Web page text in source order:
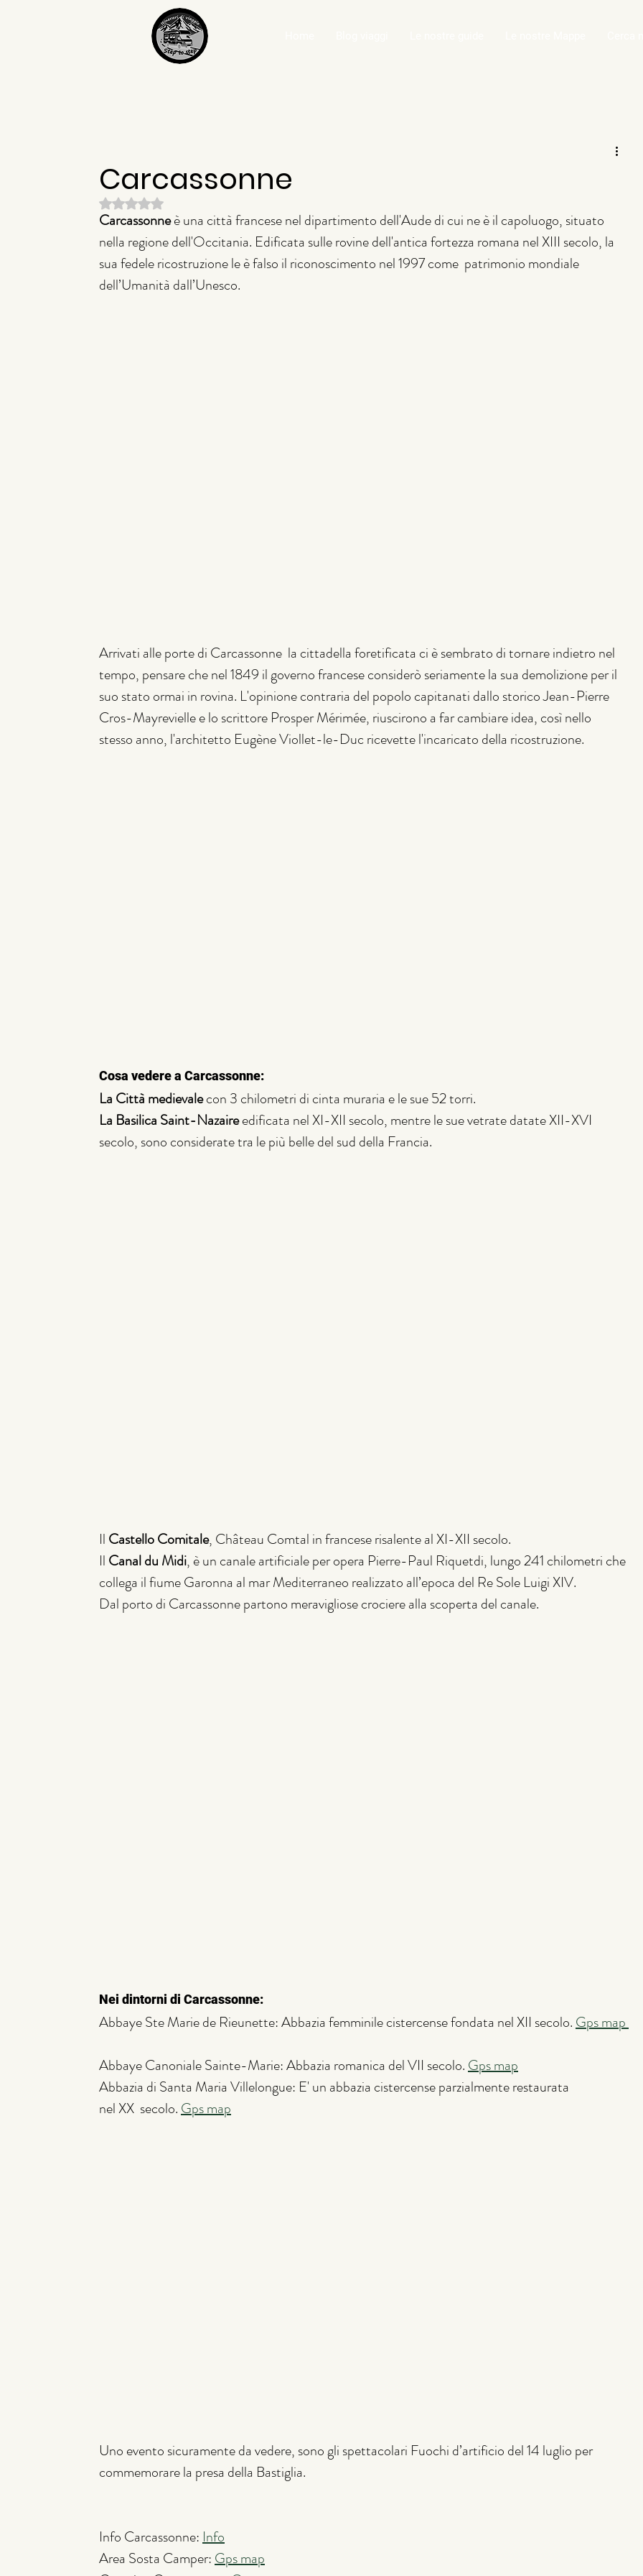
Carcassonne
Valutazione NaN stelle su 5.
Carcassonne è una città francese nel dipartimento dell'Aude di cui ne è il capoluogo, situato
nella regione dell'Occitania. Edificata sulle rovine dell'antica fortezza romana nel XIII secolo, la
sua fedele ricostruzione le è falso il riconoscimento nel 1997 come  patrimonio mondiale
dell’Umanità dall’Unesco.
Arrivati alle porte di Carcassonne  la cittadella foretificata ci è sembrato di tornare indietro nel
tempo, pensare che nel 1849 il governo francese considerò seriamente la sua demolizione per il
suo stato ormai in rovina. L'opinione contraria del popolo capitanati dallo storico Jean-Pierre
Cros-Mayrevielle e lo scrittore Prosper Mérimée, riuscirono a far cambiare idea, così nello
stesso anno, l'architetto Eugène Viollet-le-Duc ricevette l'incaricato della ricostruzione.
Cosa vedere a Carcassonne:
La Città medievale con 3 chilometri di cinta muraria e le sue 52 torri.
La Basilica Saint-Nazaire edificata nel XI-XII secolo, mentre le sue vetrate datate XII-XVI
secolo, sono considerate tra le più belle del sud della Francia.
Il Castello Comitale, Château Comtal in francese risalente al XI-XII secolo.
Il Canal du Midi, è un canale artificiale per opera Pierre-Paul Riquetdi, lungo 241 chilometri che
collega il fiume Garonna al mar Mediterraneo realizzato all’epoca del Re Sole Luigi XIV.
Dal porto di Carcassonne partono meravigliose crociere alla scoperta del canale.
Nei dintorni di Carcassonne:
Abbaye Ste Marie de Rieunette: Abbazia femminile cistercense fondata nel XII secolo. Gps map
Abbaye Canoniale Sainte-Marie: Abbazia romanica del VII secolo. Gps map
Abbazia di Santa Maria Villelongue: E' un abbazia cistercense parzialmente restaurata
nel XX  secolo. Gps map
Uno evento sicuramente da vedere, sono gli spettacolari Fuochi d’artificio del 14 luglio per
commemorare la presa della Bastiglia.
Info Carcassonne: Info
Area Sosta Camper: Gps map